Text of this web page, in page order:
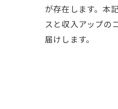
が存在します。本
スと収入アップの
届けします。